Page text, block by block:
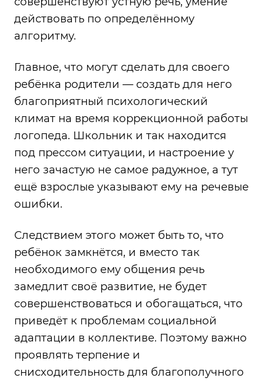
действовать по определённому
алгоритму.
Главное, что могут сделать для своего
ребёнка родители — создать для него
благоприятный психологический
климат на время коррекционной работы
логопеда. Школьник и так находится
под прессом ситуации, и настроение у
него зачастую не самое радужное, а тут
ещё взрослые указывают ему на речевые
ошибки.
Следствием этого может быть то, что
ребёнок замкнётся, и вместо так
необходимого ему общения речь
замедлит своё развитие, не будет
совершенствоваться и обогащаться, что
приведёт к проблемам социальной
адаптации в коллективе. Поэтому важно
проявлять терпение и
снисходительность для благополучного